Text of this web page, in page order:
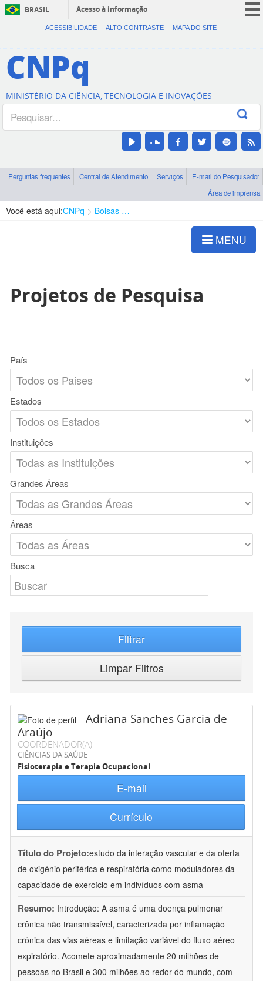
BRASIL
Acesso à informação
CORONAVÍRUS (COVID-19)
Canais
ACESSIBILIDADE ALTO CONTRASTE MAPA DO SITE
CNPq
MINISTÉRIO DA CIÊNCIA, TECNOLOGIA E INOVAÇÕES
Perguntas frequentes Central de Atendimento Serviços
E-mail do Pesquisador
Área de imprensa
Você está aqui:CNPq Bolsas e Auxílios Vigentes
MENU
Projetos de Pesquisa
País
Estados
Instituições
Grandes Áreas
Áreas
Busca
Filtrar
Limpar Filtros
Adriana Sanches Garcia de
Araújo
COORDENADOR(A)
CIÊNCIAS DA SAÚDE
Fisioterapia e Terapia Ocupacional
E-mail
Currículo
Título do Projeto:estudo da interação vascular e da oferta
de oxigênio periférica e respiratória como moduladores da
capacidade de exercício em indivíduos com asma
Resumo: Introdução: A asma é uma doença pulmonar
crônica não transmissível, caracterizada por inflamação
crônica das vias aéreas e limitação variável do fluxo aéreo
expiratório. Acomete aproximadamente 20 milhões de
pessoas no Brasil e 300 milhões ao redor do mundo, com